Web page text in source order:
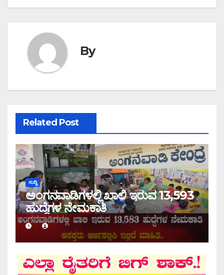
By
Related Post
ಸುದ್ದಿ
ಅಂಗನವಾಡಿಗಳಲ್ಲಿ ಖಾಲಿ ಇರುವ 13,593
ಹುದ್ದೆಗಳ ನೇಮಕಾತಿ